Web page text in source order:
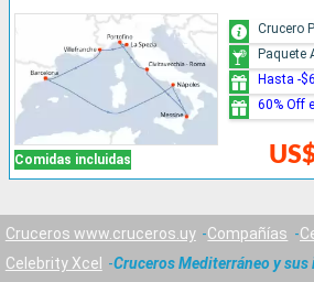
Comidas incluidas
Crucero
Paquete
Hasta -
60% Off
Cruceros www.cruceros.uy Compañías
Celebrity Xcel
Cruceros Mediterráneo y sus